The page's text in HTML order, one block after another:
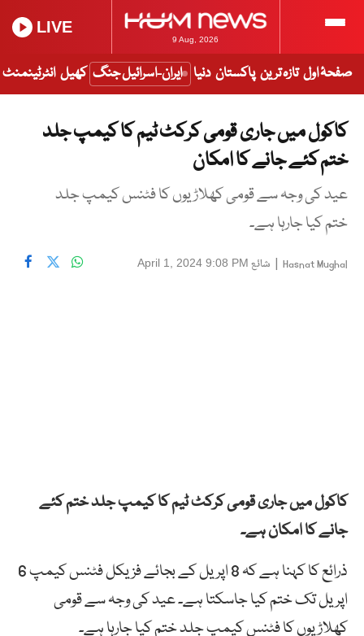
9 Aug, 2026
LIVE
صفحۂ اول تازہ ترین پاکستان دنیا ایران-اسرائیل جنگ کھیل انٹرٹینمنٹ
کاکول میں جاری قومی کرکٹ ٹیم کا کیمپ جلد
ختم کئے جانے کا امکان
عید کی وجہ سے قومی کھلاڑیوں کا فٹنس کیمپ جلد
ختم کیا جارہا ہے۔
Hasnat Mughal
| شائع April 1, 2024 9:08 PM
کاکول میں جاری قومی کرکٹ ٹیم کا کیمپ جلد ختم کئے
جانے کا امکان ہے۔
ذرائع کا کہنا ہے کہ 8 اپریل کے بجائے فزیکل فٹنس کیمپ 6
اپریل تک ختم کیا جاسکتا ہے۔ عید کی وجہ سے قومی
کھلاڑیوں کا فٹنس کیمپ جلد ختم کیا جارہا ہے۔